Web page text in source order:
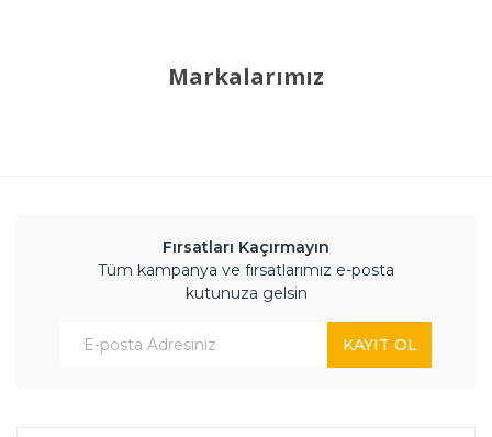
Markalarımız
Fırsatları Kaçırmayın
Tüm kampanya ve fırsatlarımız e-posta
kutunuza gelsin
KAYIT OL